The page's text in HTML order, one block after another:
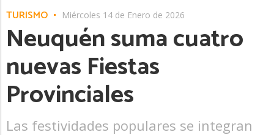
TURISMO Miércoles 14 de Enero de 2026
Neuquén suma cuatro
nuevas Fiestas
Provinciales
Las festividades populares se integran